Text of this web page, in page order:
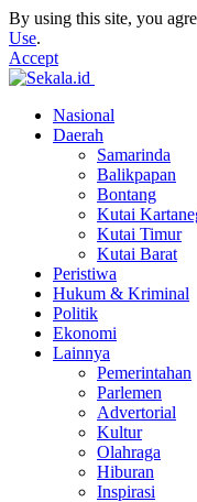
By using this site, you
Use.
Accept
Nasional
Daerah
Samarinda
Balikpapan
Bontang
Kutai
Kutai Timur
Kutai Barat
Peristiwa
Hukum & Kriminal
Politik
Ekonomi
Lainnya
Pemerintahan
Parlemen
Advertorial
Kultur
Olahraga
Hiburan
Inspirasi